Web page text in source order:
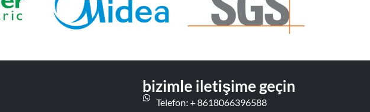
bizimle iletişime geçin
Telefon: + 8618066396588